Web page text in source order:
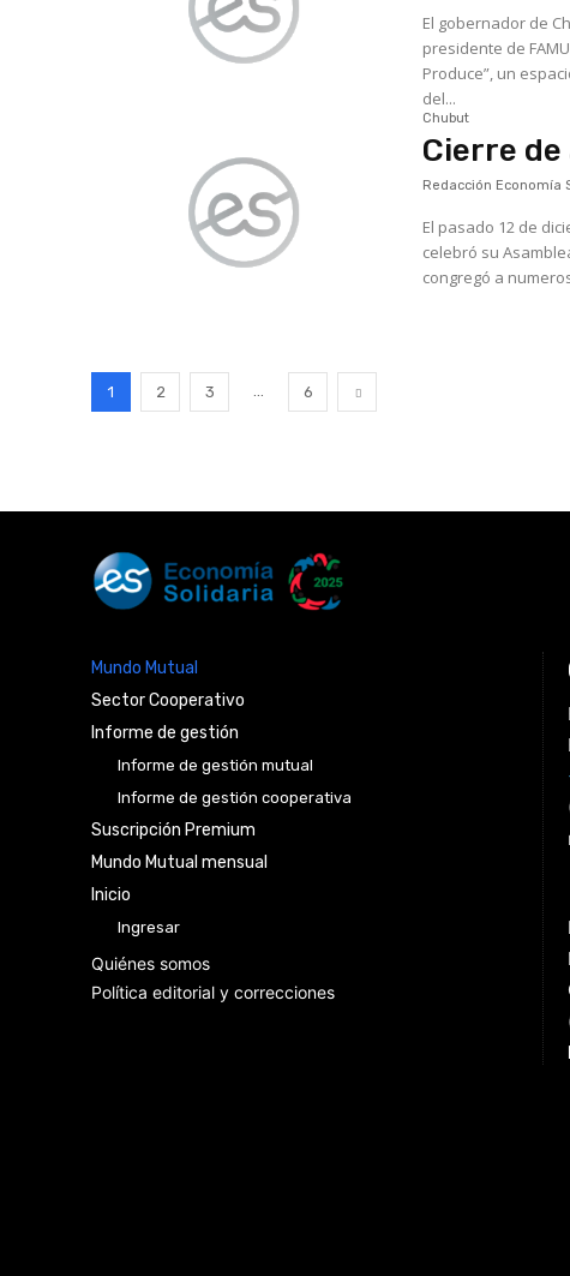
El gobernador de
presidente de
Produce”, un
del...
Chubut
Cierre de
Redacción Economía
El pasado 12 de
celebró su Asamblea
congregó a
1 2 3 6
Mundo Mutual
Sector Cooperativo
Informe de gestión
Informe de gestión mutual
Informe de gestión cooperativa
Suscripción Premium
Mundo Mutual mensual
Inicio
Ingresar
Quiénes somos
Política editorial y correcciones